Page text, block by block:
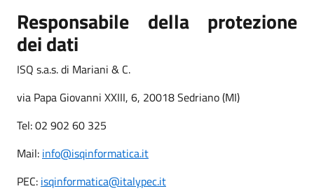
Responsabile della protezione
dei dati
ISQ s.a.s. di Mariani & C.
via Papa Giovanni XXIII, 6, 20018 Sedriano (MI)
Tel: 02 902 60 325
Mail: info@isqinformatica.it
PEC: isqinformatica@italypec.it